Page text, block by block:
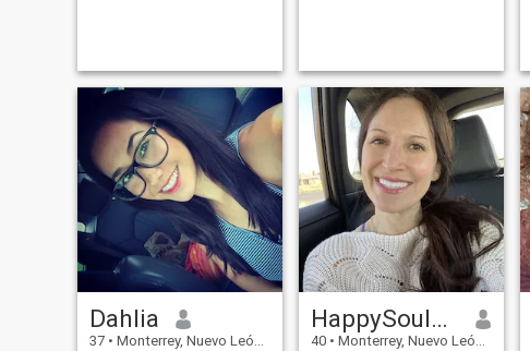
the same time, I love
moments of p
los días en aprender algo,
me gusta l
Dahlia
37 • Monterrey, Nuevo León, Mexico
HappySoulVee
40 • Monterrey, Nuevo León, Mexico